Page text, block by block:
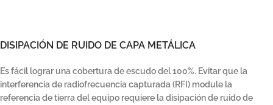
DISIPACIÓN DE RUIDO DE CAPA METÁLICA
Es fácil lograr una cobertura de escudo del 100%. Evitar que la
interferencia de radiofrecuencia capturada (RFI) module la
referencia de tierra del equipo requiere la disipación de ruido de